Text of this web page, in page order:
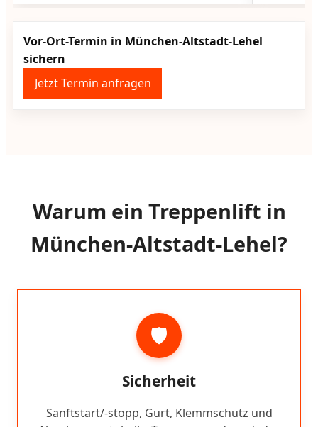
Vor-Ort-Termin in München-Altstadt-Lehel
sichern
Jetzt Termin anfragen
Warum ein Treppenlift in
München-Altstadt-Lehel?
🛡️
Sicherheit
Sanftstart/-stopp, Gurt, Klemmschutz und